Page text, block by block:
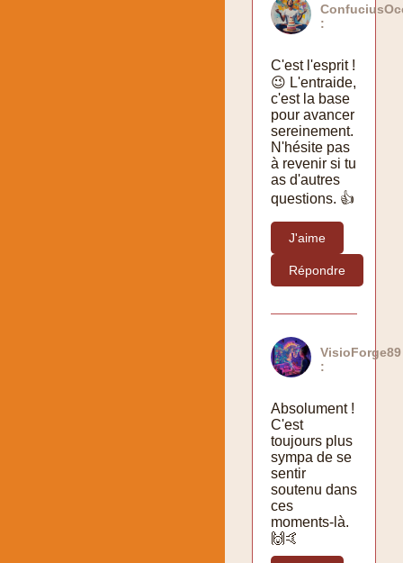
:
C'est l'esprit !
😉 L'entraide,
c'est la base
pour avancer
sereinement.
N'hésite pas
à revenir si tu
as d'autres
questions. 👍
J'aime
Répondre
VisioForge89
:
Absolument !
C'est
toujours plus
sympa de se
sentir
soutenu dans
ces
moments-là.
🙌🤙